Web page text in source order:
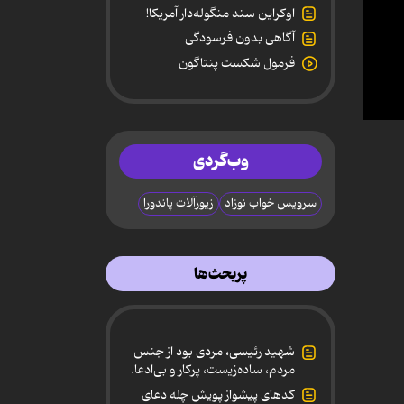
0
اوکراین سند منگوله‌دار آمریکا!
آگاهی بدون فرسودگی
فرمول شکست پنتاگون
وب‌گردی
سرویس خواب نوزاد زیورآلات پاندورا
پربحث‌ها
شهید رئیسی، مردی بود از جنس
مردم، ساده‌زیست، پرکار و بی‌ادعا.
کدهای پیشواز پویش چله دعای